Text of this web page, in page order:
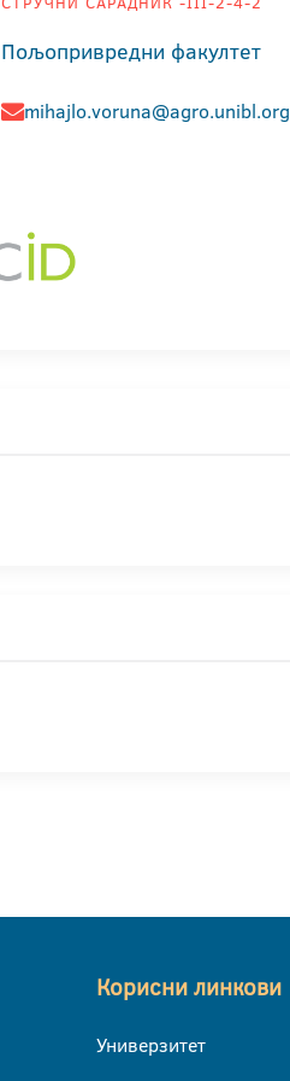
Пољопривредни факултет
mihajlo.voruna@agro.unibl.org
Корисни линкови
Универзитет